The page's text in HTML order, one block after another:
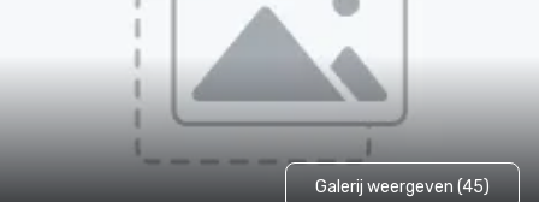
Galerij weergeven (45)